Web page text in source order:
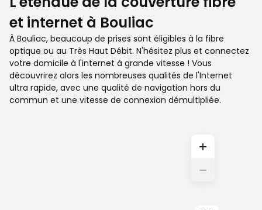
et internet à Bouliac
À Bouliac, beaucoup de prises sont éligibles à la fibre
optique ou au Très Haut Débit. N'hésitez plus et connectez
votre domicile à l'internet à grande vitesse ! Vous
découvrirez alors les nombreuses qualités de l'Internet
ultra rapide, avec une qualité de navigation hors du
commun et une vitesse de connexion démultipliée.
+
−